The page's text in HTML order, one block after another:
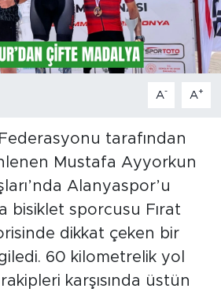
A- A+
tarafından
Mustafa Ayyorkun
Alanyaspor’u
bisiklet sporcusu Fırat
dikkat çeken bir
60 kilometrelik yol
karşısında üstün